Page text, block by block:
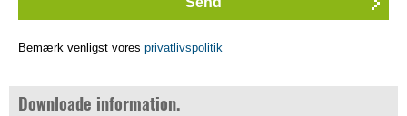
Bemærk venligst vores privatlivspolitik
Downloade information.